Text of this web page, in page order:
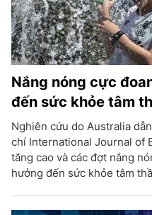
Nắng nóng cực
đến sức khỏe tâm
Nghiên cứu do Australia
chí International Journal of
tăng cao và các đợt nắng
hưởng đến sức khỏe tâm